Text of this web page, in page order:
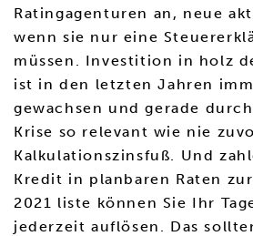
Ratingagenturen an, neue
wenn sie nur eine
müssen. Investition in holz
ist in den letzten Jahren
gewachsen und gerade
Krise so relevant wie nie
Kalkulationszinsfuß. Und
Kredit in planbaren Raten
2021 liste können Sie Ihr
jederzeit auflösen. Das